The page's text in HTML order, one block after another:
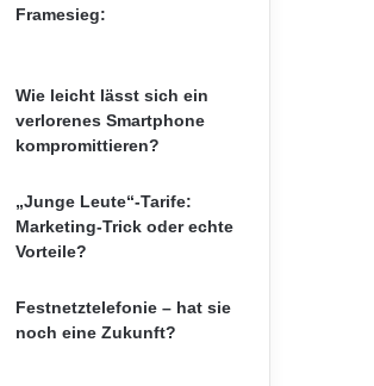
Framesieg:
Wie leicht lässt sich ein
verlorenes Smartphone
kompromittieren?
„Junge Leute“-Tarife:
Marketing-Trick oder echte
Vorteile?
Festnetztelefonie – hat sie
noch eine Zukunft?